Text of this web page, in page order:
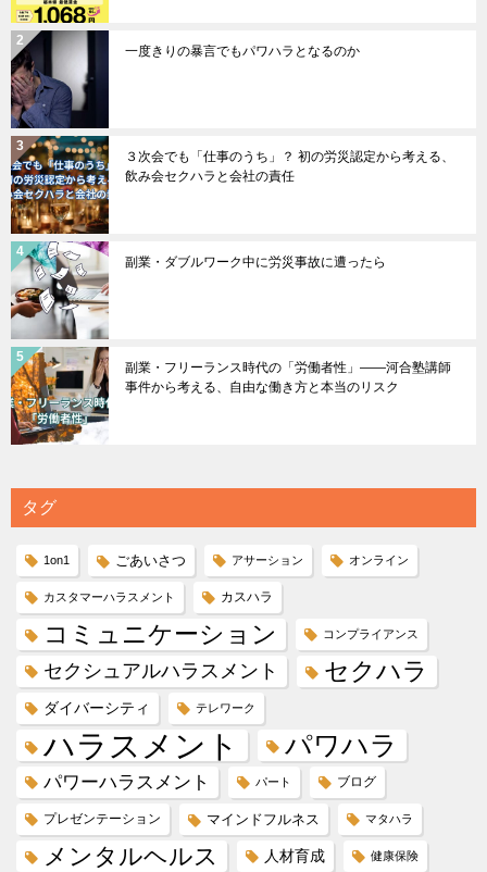
一度きりの暴言でもパワハラとなるのか
３次会でも「仕事のうち」？ 初の労災認定から考える、
飲み会セクハラと会社の責任
副業・ダブルワーク中に労災事故に遭ったら
副業・フリーランス時代の「労働者性」――河合塾講師
事件から考える、自由な働き方と本当のリスク
タグ
1on1 ごあいさつ アサーション オンライン
カスタマーハラスメント カスハラ
コミュニケーション コンプライアンス
セクシュアルハラスメント セクハラ
ダイバーシティ テレワーク
ハラスメント パワハラ
パワーハラスメント パート ブログ
プレゼンテーション マインドフルネス マタハラ
メンタルヘルス 人材育成 健康保険